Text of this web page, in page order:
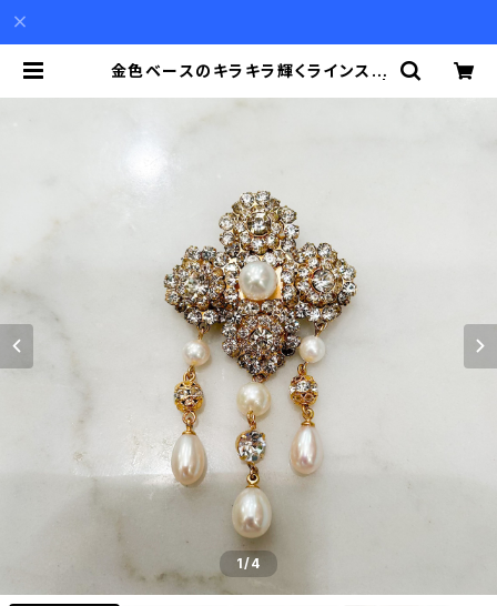
金色ベースのキラキラ輝くラインスト
1/4